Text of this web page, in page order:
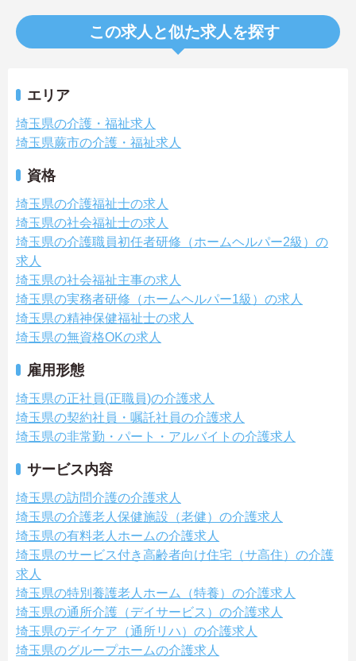
この求人と似た求人を探す
エリア
埼玉県の介護・福祉求人
埼玉県蕨市の介護・福祉求人
資格
埼玉県の介護福祉士の求人
埼玉県の社会福祉士の求人
埼玉県の介護職員初任者研修（ホームヘルパー2級）の
求人
埼玉県の社会福祉主事の求人
埼玉県の実務者研修（ホームヘルパー1級）の求人
埼玉県の精神保健福祉士の求人
埼玉県の無資格OKの求人
雇用形態
埼玉県の正社員(正職員)の介護求人
埼玉県の契約社員・嘱託社員の介護求人
埼玉県の非常勤・パート・アルバイトの介護求人
サービス内容
埼玉県の訪問介護の介護求人
埼玉県の介護老人保健施設（老健）の介護求人
埼玉県の有料老人ホームの介護求人
埼玉県のサービス付き高齢者向け住宅（サ高住）の介護
求人
埼玉県の特別養護老人ホーム（特養）の介護求人
埼玉県の通所介護（デイサービス）の介護求人
埼玉県のデイケア（通所リハ）の介護求人
埼玉県のグループホームの介護求人